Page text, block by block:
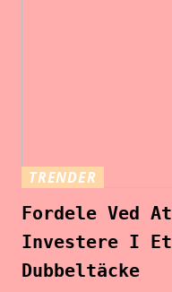
TRENDER
Fordele Ved At
Investere I Et
Dubbeltäcke